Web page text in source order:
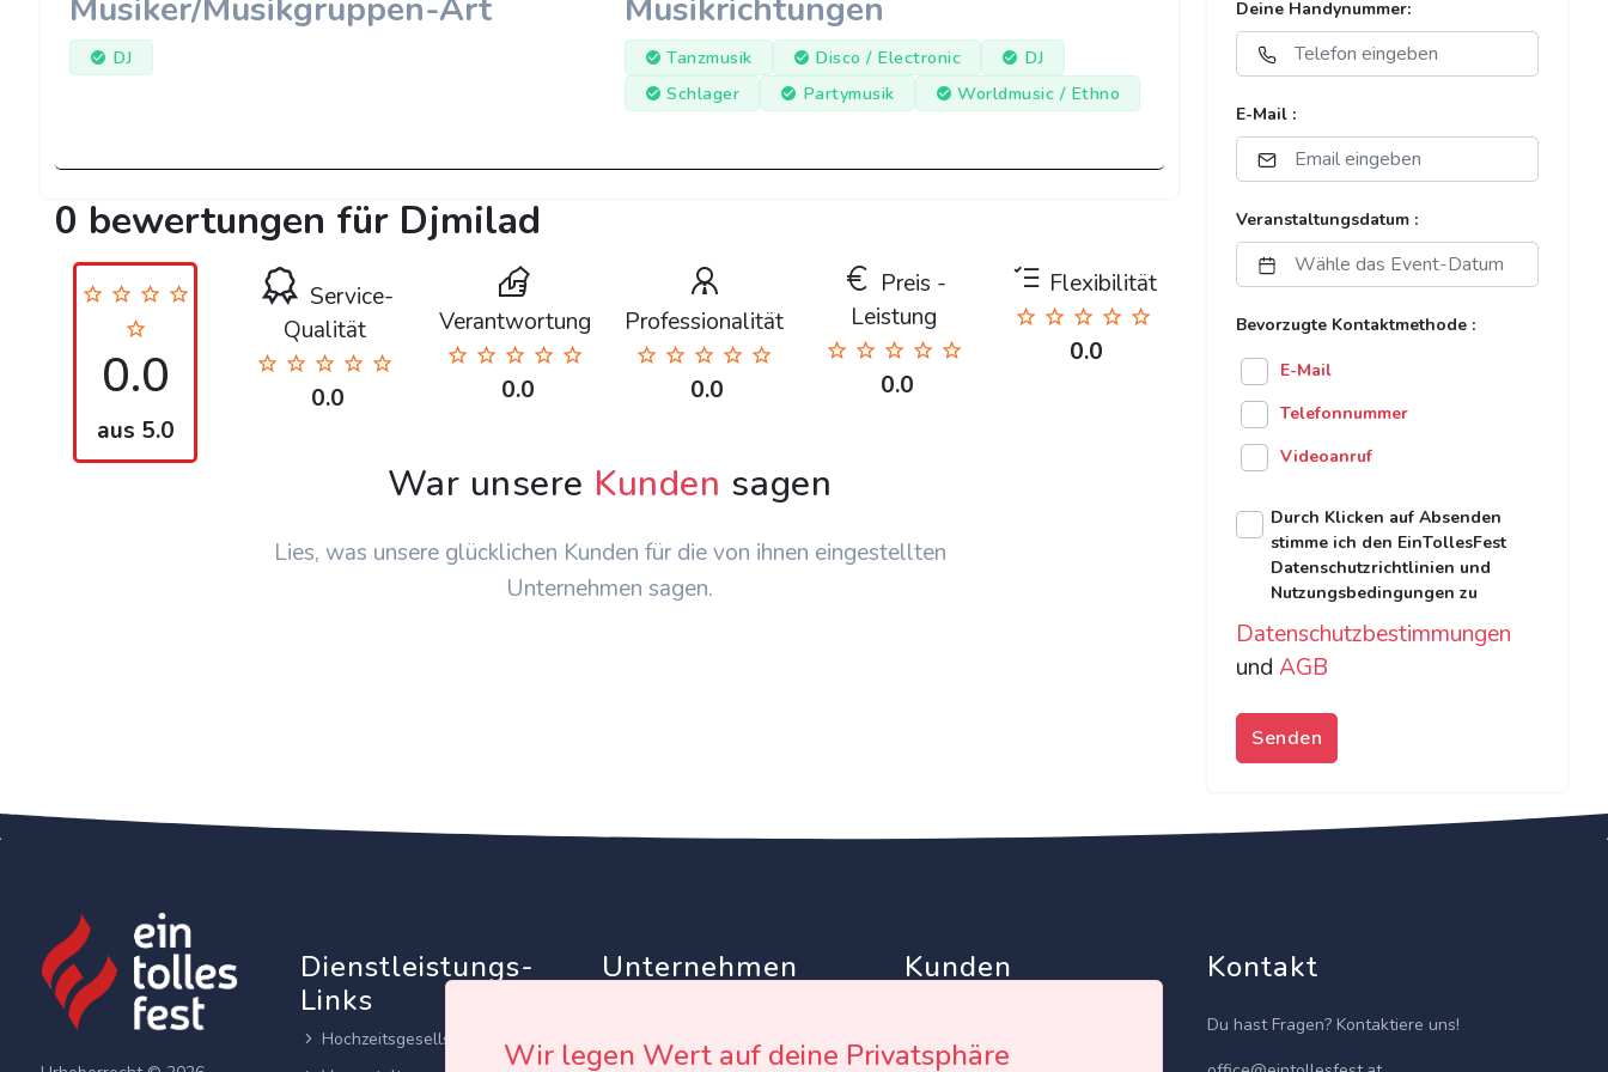
Musiker/Musikgruppen-Art
DJ
Musikrichtungen
Tanzmusik Disco / Electronic
DJ
Schlager
Partymusik Worldmusic / Ethno
0 bewertungen für Djmilad
0.0
aus 5.0
Service-
Qualität
0.0
Verantwortung
0.0
Professionalität
0.0
Preis -
Leistung
0.0
Flexibilität
0.0
War unsere Kunden sagen
Lies, was unsere glücklichen Kunden für die von ihnen eingestellten
Unternehmen sagen.
Deine Handynummer:
E-Mail :
Veranstaltungsdatum :
Bevorzugte Kontaktmethode :
E-Mail
Telefonnummer
Videoanruf
Durch Klicken auf Absenden
stimme ich den EinTollesFest
Datenschutzrichtlinien und
Nutzungsbedingungen zu
Datenschutzbestimmungen
und AGB
Senden
Dienstleistungs-
Links
Hochzeitsgesellschaften
Unternehmen
Werben auf EinTollesFest
Kunden
Datenschutz
Kontakt
Du hast Fragen? Kontaktiere uns!
Wir legen Wert auf deine Privatsphäre